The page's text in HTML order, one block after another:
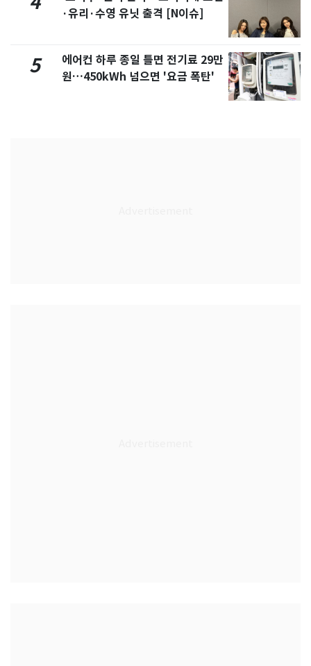
·유리·수영 유닛 출격 [N이슈]
5
에어컨 하루 종일 틀면 전기료 29만
원…450kWh 넘으면 '요금 폭탄'